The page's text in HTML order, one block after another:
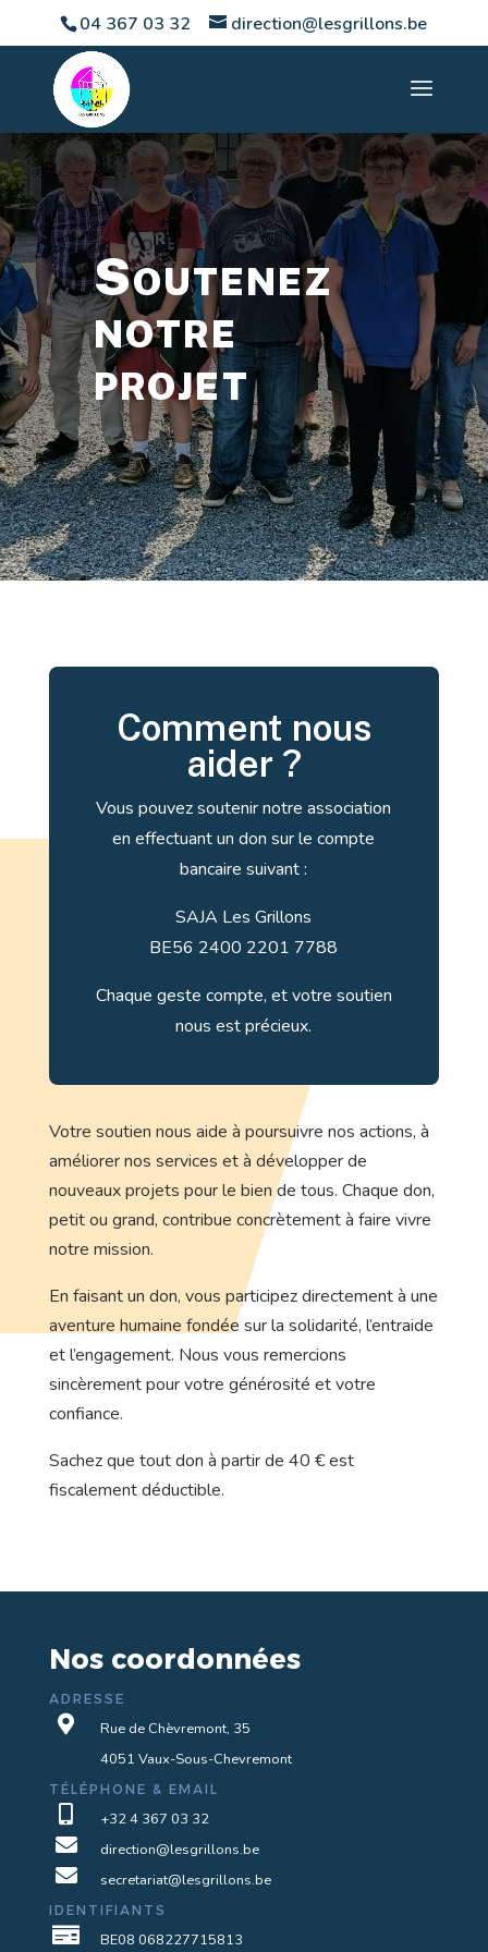
04 367 03 32 direction@lesgrillons.be
Soutenez
notre
projet
Comment nous
aider ?
Vous pouvez soutenir notre association
en effectuant un don sur le compte
bancaire suivant :
SAJA Les Grillons
BE56 2400 2201 7788
Chaque geste compte, et votre soutien
nous est précieux.
Votre soutien nous aide à poursuivre nos actions, à
améliorer nos services et à développer de
nouveaux projets pour le bien de tous. Chaque don,
petit ou grand, contribue concrètement à faire vivre
notre mission.
En faisant un don, vous participez directement à une
aventure humaine fondée sur la solidarité, l’entraide
et l’engagement. Nous vous remercions
sincèrement pour votre générosité et votre
confiance.
Sachez que tout don à partir de 40 € est
fiscalement déductible.
Nos coordonnées
ADRESSE

Rue de Chèvremont, 35
4051 Vaux-Sous-Chevremont
TÉLÉPHONE & EMAIL
 +32 4 367 03 32
 direction@lesgrillons.be
 secretariat@lesgrillons.be
IDENTIFIANTS
 BE08 068227715813